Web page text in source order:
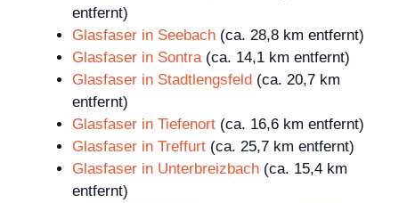
entfernt)
Glasfaser in Seebach (ca. 28,8 km entfernt)
Glasfaser in Sontra (ca. 14,1 km entfernt)
Glasfaser in Stadtlengsfeld (ca. 20,7 km
entfernt)
Glasfaser in Tiefenort (ca. 16,6 km entfernt)
Glasfaser in Treffurt (ca. 25,7 km entfernt)
Glasfaser in Unterbreizbach (ca. 15,4 km
entfernt)